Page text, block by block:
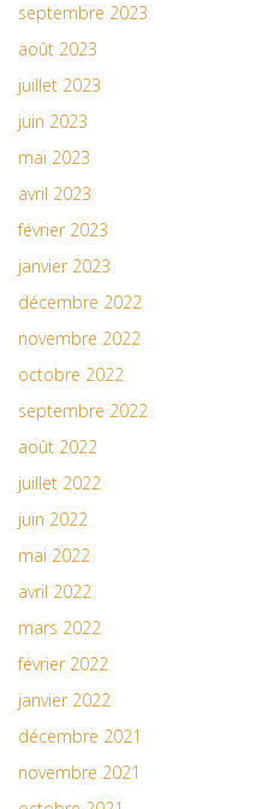
septembre 2023
août 2023
juillet 2023
juin 2023
mai 2023
avril 2023
février 2023
janvier 2023
décembre 2022
novembre 2022
octobre 2022
septembre 2022
août 2022
juillet 2022
juin 2022
mai 2022
avril 2022
mars 2022
février 2022
janvier 2022
décembre 2021
novembre 2021